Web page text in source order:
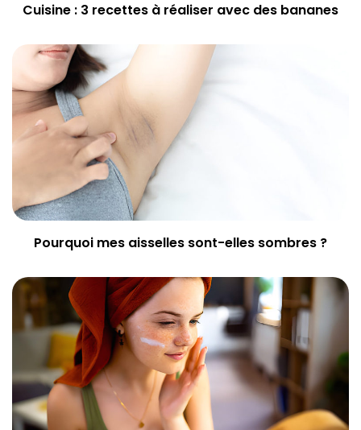
Cuisine : 3 recettes à réaliser avec des bananes
Pourquoi mes aisselles sont-elles sombres ?